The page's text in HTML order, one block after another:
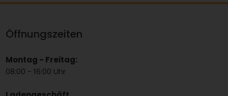
Öffnungszeiten
Montag - Freitag:
08:00 - 16:00 Uhr